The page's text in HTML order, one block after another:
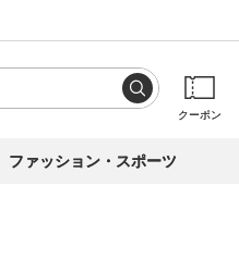
クーポン
ファッション・スポーツ